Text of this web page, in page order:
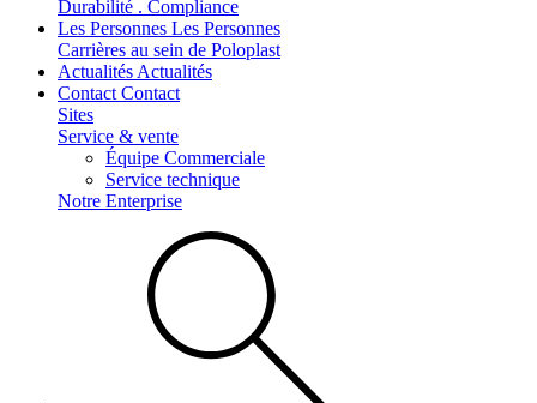
Durabilité . Compliance
Les Personnes Les Personnes
Carrières au sein de Poloplast
Actualités Actualités
Contact Contact
Sites
Service & vente
Équipe Commerciale
Service technique
Notre Enterprise